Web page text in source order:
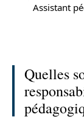
Assistant
Quelles